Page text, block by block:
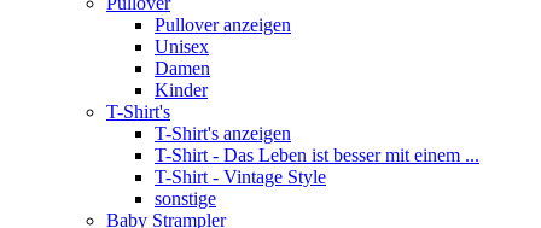
Pullover anzeigen
Unisex
Damen
Kinder
T-Shirt's
T-Shirt's anzeigen
T-Shirt - Das Leben ist besser mit einem ...
T-Shirt - Vintage Style
sonstige
Baby Strampler